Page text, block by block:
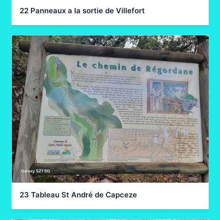
ALès Brugeyrolles photos
Brugeyrolles – La Bastide photos
La Bastide – Villefort
La Bastide – Villefort photos
Villefort – Chamborigaud
Villefort – Chamborigaud photos
22 Panneaux a la sortie de Villefort
23 Tableau St André de Capceze